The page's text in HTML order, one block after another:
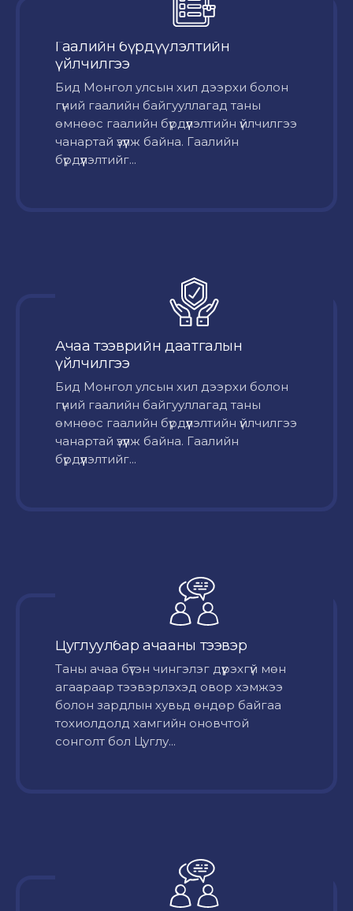
Гаалийн бүрдүүлэлтийн
үйлчилгээ
Бид Монгол улсын хил дээрхи болон
гүний гаалийн байгууллагад таны
өмнөөс гаалийн бүрдүүлэлтийн үйлчилгээ
чанартай үзүүлж байна. Гаалийн
бүрдүүлэлтийг...
Ачаа тээврийн даатгалын
үйлчилгээ
Бид Монгол улсын хил дээрхи болон
гүний гаалийн байгууллагад таны
өмнөөс гаалийн бүрдүүлэлтийн үйлчилгээ
чанартай үзүүлж байна. Гаалийн
бүрдүүлэлтийг...
Цуглуулбар ачааны тээвэр
Таны ачаа бүтэн чингэлэг дүүрэхгүй мөн
агаараар тээвэрлэхэд овор хэмжээ
болон зардлын хувьд өндөр байгаа
тохиолдолд хамгийн оновчтой
сонголт бол Цуглу...